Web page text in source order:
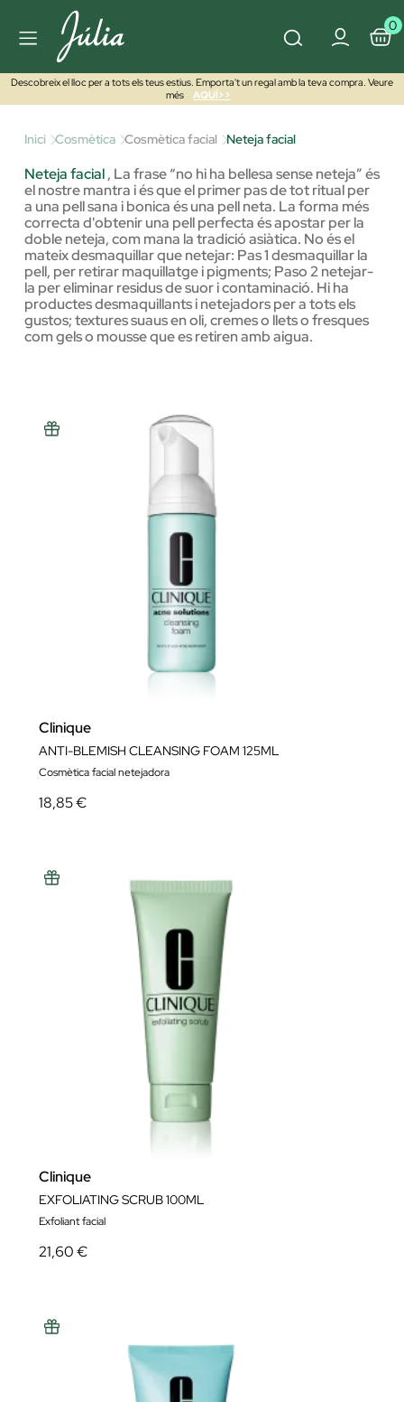
0
Descobreix el lloc per a tots els teus estius. Emporta't un regal amb la teva compra. Veure
més
AQUÍ>>
Inici Cosmètica Cosmètica facial Neteja facial
Neteja facial, La frase “no hi ha bellesa sense neteja” és
el nostre mantra i és que el primer pas de tot ritual per
a una pell sana i bonica és una pell neta. La forma més
correcta d'obtenir una pell perfecta és apostar per la
doble neteja, com mana la tradició asiàtica. No és el
mateix desmaquillar que netejar: Pas 1 desmaquillar la
pell, per retirar maquillatge i pigments; Paso 2 netejar-
la per eliminar residus de suor i contaminació. Hi ha
productes desmaquillants i netejadors per a tots els
gustos; textures suaus en oli, cremes o llets o fresques
com gels o mousse que es retiren amb aigua.
Clinique
ANTI-BLEMISH CLEANSING FOAM 125ML
Cosmètica facial netejadora
18,85 €
Clinique
EXFOLIATING SCRUB 100ML
Exfoliant facial
21,60 €